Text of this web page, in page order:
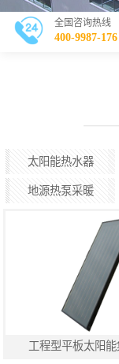
全国咨询热线
400-9987-176
太阳能热水器
地源热泵采暖
工程型平板太阳能